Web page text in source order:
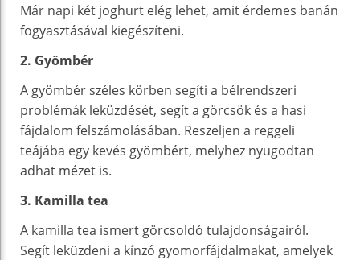
Már napi két joghurt elég lehet, amit érdemes banán
fogyasztásával kiegészíteni.
2. Gyömbér
A gyömbér széles körben segíti a bélrendszeri
problémák leküzdését, segít a görcsök és a hasi
fájdalom felszámolásában. Reszeljen a reggeli
teájába egy kevés gyömbért, melyhez nyugodtan
adhat mézet is.
3. Kamilla tea
A kamilla tea ismert görcsoldó tulajdonságairól.
Segít leküzdeni a kínzó gyomorfájdalmakat, amelyek